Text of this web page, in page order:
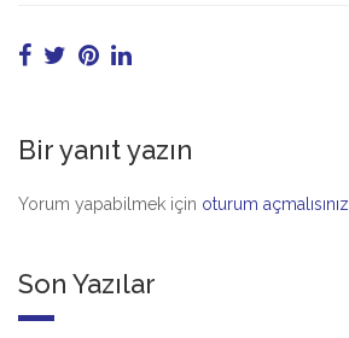
Bir yanıt yazın
Yorum yapabilmek için oturum açmalısınız
Son Yazılar